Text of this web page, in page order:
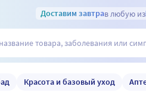
Доставим завтрав любую из
Красота и базовый уход